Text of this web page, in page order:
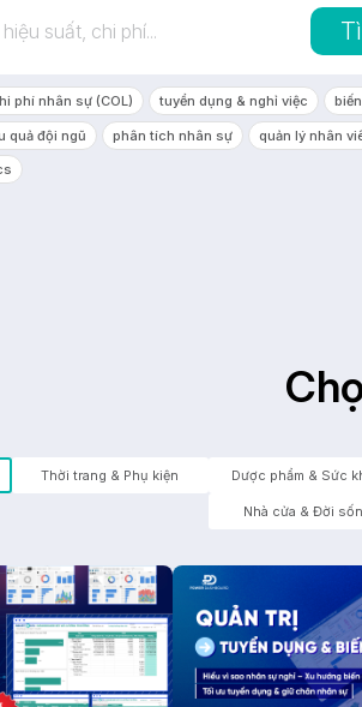
phí nhân sự (COL) tuyển dụng & nghỉ việc
quả đội ngũ phân tích nhân sự
quản lý nhân
Thời trang & Phụ kiện Dược phẩm & Sức
Nhà cửa & Đời